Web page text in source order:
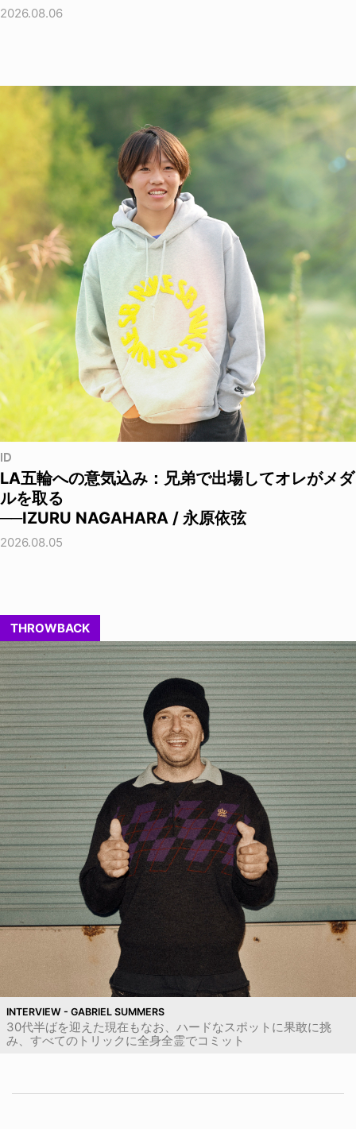
2026.08.06
ID
LA五輪への意気込み：兄弟で出場してオレがメダ
ルを取る
──IZURU NAGAHARA / 永原依弦
2026.08.05
THROWBACK
INTERVIEW - GABRIEL SUMMERS
30代半ばを迎えた現在もなお、ハードなスポットに果敢に挑
み、すべてのトリックに全身全霊でコミット